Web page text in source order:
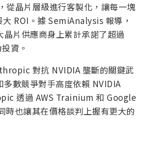
晶片層級進行客製化，讓每一塊
ROI。據 SemiAnalysis 報導，
片供應商身上累計承諾了超過
資。
對抗 NVIDIA 壟斷的關鍵武
數競爭對手高度依賴 NVIDIA
透過 AWS Trainium 和 Google
時也讓其在價格談判上握有更大的